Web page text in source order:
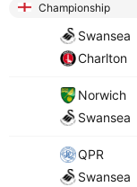
Championship
Swansea
Charlton
Norwich
Swansea
QPR
Swansea